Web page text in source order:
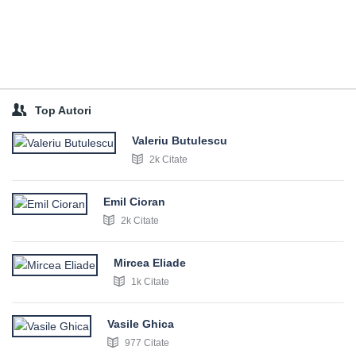
Top Autori
Valeriu Butulescu
2k Citate
Emil Cioran
2k Citate
Mircea Eliade
1k Citate
Vasile Ghica
977 Citate